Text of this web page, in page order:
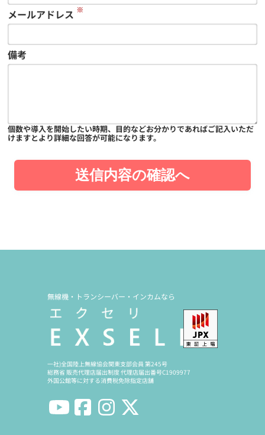
メールアドレス ※
備考
個数や導入を開始したい時期、目的などお分かりであればご記入いただ
けますとより詳細な回答が可能になります。
送信内容の確認へ
無線機・トランシーバー・インカムなら
一社)全国陸上無線協会関東支部会員 第245号
総務省 販売代理店届出制度 代理店届出番号C1909977
外国公館等に対する消費税免除指定店舗